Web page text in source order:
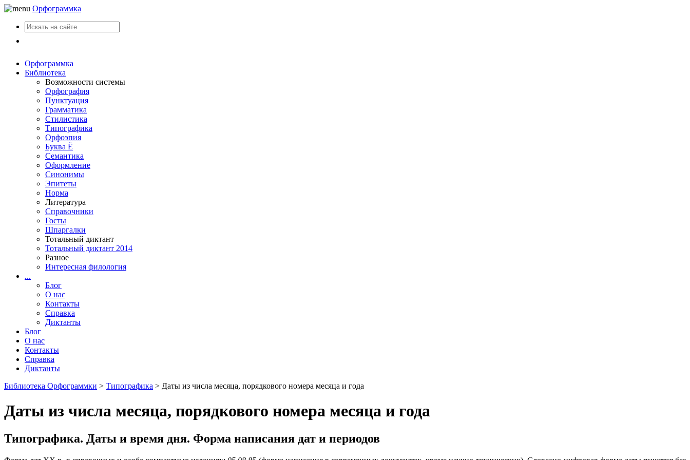
Орфограммка
Орфограммка
Библиотека
Возможности системы
Орфография
Пунктуация
Грамматика
Стилистика
Типографика
Орфоэпия
Буква Ё
Семантика
Оформление
Синонимы
Эпитеты
Норма
Литература
Справочники
Госты
Шпаргалки
Тотальный диктант
Тотальный диктант 2014
Разное
Интересная филология
...
Блог
О нас
Контакты
Справка
Диктанты
Блог
О нас
Контакты
Справка
Диктанты
Библиотека Орфограммки > Типографика > Даты из числа месяца, порядкового номера месяца и года
Даты из числа месяца, порядкового номера месяца и года
Типографика. Даты и время дня. Форма написания дат и периодов